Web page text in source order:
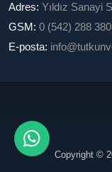
Adres: Yıldız Sanayi
GSM: 0 (542) 288
E-posta:
Copyright ©